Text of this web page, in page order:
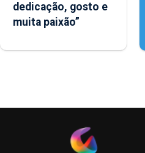
dedicação, gosto e
muita paixão”